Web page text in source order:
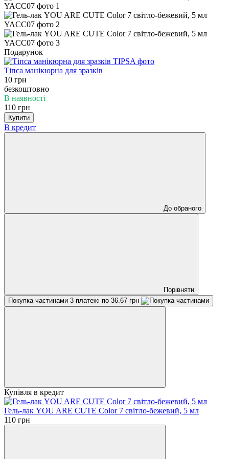
Подарунок
Тіпса манікюрна для зразків
10 грн
безкоштовно
В наявності
110 грн
Купити
В кредит
До обраного
Порівняти
Покупка частинами 3 платежі по 36.67 грн
Купівля в кредит
Гель-лак YOU ARE CUTE Color 7 світло-бежевий, 5 мл
110 грн